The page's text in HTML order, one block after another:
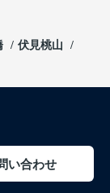
伏見桃山
い合わせ